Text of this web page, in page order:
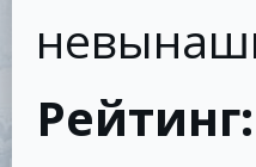
Рейтинг: